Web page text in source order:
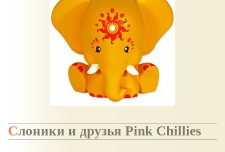
Слоники и друзья Pink Chillies